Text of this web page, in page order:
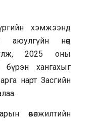
хэмжээнд
аюулгүйн нөөц
2025 оны
бүрэн хангахыг
нарт Засгийн
өвөлжилтийн